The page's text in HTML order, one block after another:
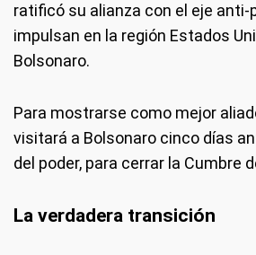
ratificó su alianza con el eje anti-
impulsan en la región Estados
Bolsonaro.
Para mostrarse como mejor
visitará a Bolsonaro cinco días
del poder, para cerrar la Cumbre
La verdadera transición